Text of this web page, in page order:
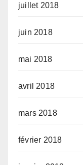
juillet 2018
juin 2018
mai 2018
avril 2018
mars 2018
février 2018